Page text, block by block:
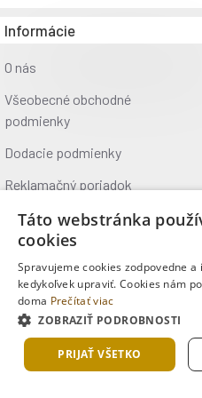
Informácie
O nás
Všeobecné obchodné
podmienky
Dodacie podmienky
Reklamačný poriadok
Ochrana údajov
Kontakt
Kde nás nájdete
Copyright © 2025, MOVECO
Táto webstránka
cookies
Spravujeme cookies zodpovedne
kedykoľvek upraviť. Cookies nám
doma Prečítať viac
ZOBRAZIŤ PODROBNOSTI
PRIJAŤ VŠETKO